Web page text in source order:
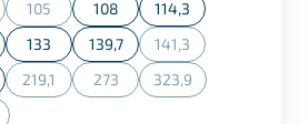
actuellement pas disponible.)
action n'est actuellement pas disponible.)
105
(Cette action n'est actuellement pas
108
114,3
133 139,7 141,3
(Cette action n'est
actuellement pas disponible.)
219,1
(Cette action n'est actuellement pas
273
(Cette action n'est
323,9
(Cette action n'est